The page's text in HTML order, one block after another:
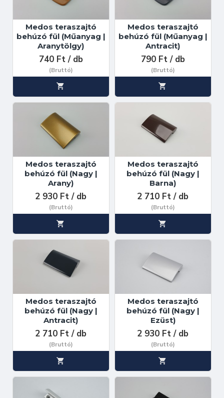
Medos teraszajtó
behúzó fül (Műanyag |
Aranytölgy)
740 Ft / db
(Bruttó)
Medos teraszajtó
behúzó fül (Műanyag |
Antracit)
790 Ft / db
(Bruttó)
Medos teraszajtó
behúzó fül (Nagy |
Arany)
2 930 Ft / db
(Bruttó)
Medos teraszajtó
behúzó fül (Nagy |
Barna)
2 710 Ft / db
(Bruttó)
Medos teraszajtó
behúzó fül (Nagy |
Antracit)
2 710 Ft / db
(Bruttó)
Medos teraszajtó
behúzó fül (Nagy |
Ezüst)
2 930 Ft / db
(Bruttó)